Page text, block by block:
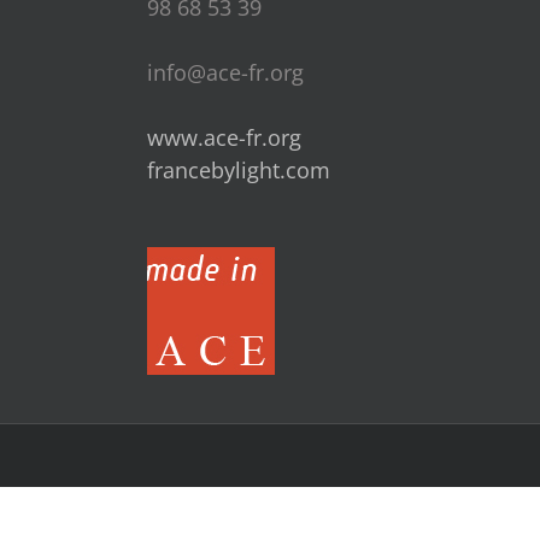
98 68 53 39
info@ace-fr.org
www.ace-fr.org
francebylight.com